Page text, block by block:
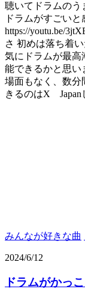
聴いてドラムのう
ドラムがすごいと
https://youtu.be/
さ 初めは落ち着
気にドラムが最高
能できるかと思い
場面もなく、数分
きるのはX Japan
みんなが好きな曲
2024/6/12
ドラムがかっ